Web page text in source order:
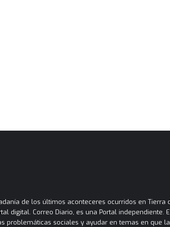
de los últimos aconteceres ocurridos en
digital. Correo Diario, es una Portal
sociales y ayudar en temas en que